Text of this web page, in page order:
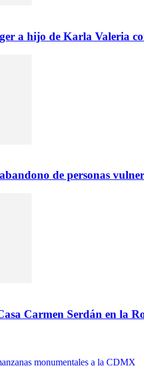
a hijo de Karla Valeria
de personas
Carmen Serdán en la
monumentales a la CDMX